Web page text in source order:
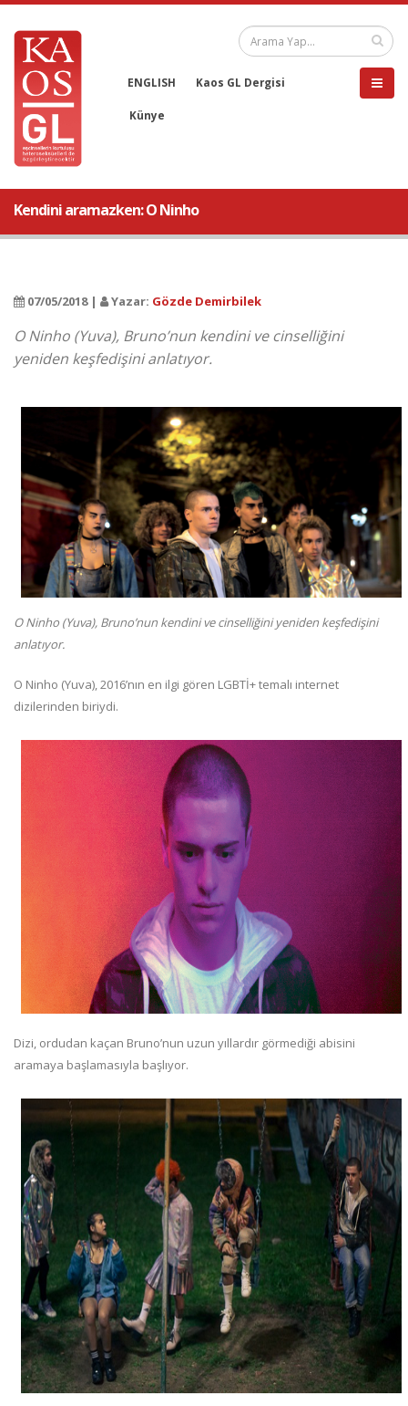
ENGLISH Kaos GL Dergisi
Künye
Kendini aramazken: O Ninho
07/05/2018 | Yazar: Gözde Demirbilek
O Ninho (Yuva), Bruno’nun kendini ve cinselliğini
yeniden keşfedişini anlatıyor.
O Ninho (Yuva), Bruno’nun kendini ve cinselliğini yeniden keşfedişini
anlatıyor.
O Ninho (Yuva), 2016’nın en ilgi gören LGBTİ+ temalı internet
dizilerinden biriydi.
Dizi, ordudan kaçan Bruno’nun uzun yıllardır görmediği abisini
aramaya başlamasıyla başlıyor.